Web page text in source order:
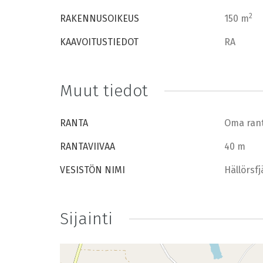
RAKENNUSOIKEUS 150 m2
KAAVOITUSTIEDOT RA
Muut tiedot
RANTA Oma
RANTAVIIVAA 40 m
VESISTÖN NIMI
Sijainti